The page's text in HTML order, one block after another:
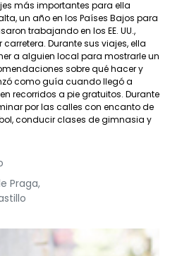
más importantes para ella
un año en los Países Bajos para
trabajando en los EE. UU.,
Durante sus viajes, ella
a alguien local para mostrarle un
sobre qué hacer y
como guía cuando llegó a
recorridos a pie gratuitos. Durante
por las calles con encanto de
conducir clases de gimnasia y
Praga,